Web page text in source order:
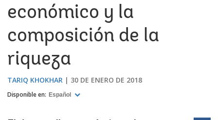
económico y la
composición de la
riqueza
TARIQ KHOKHAR 30 DE ENERO DE 2018
Disponible en: Español